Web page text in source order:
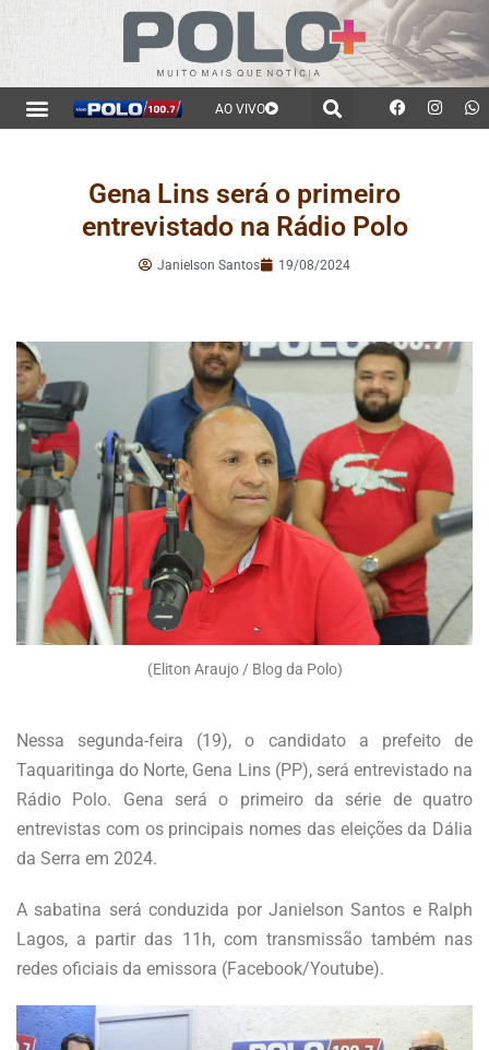
AO VIVO
Gena Lins será o primeiro
entrevistado na Rádio Polo
Janielson Santos 19/08/2024
(Eliton Araujo / Blog da Polo)
Nessa segunda-feira (19), o candidato a prefeito de
Taquaritinga do Norte, Gena Lins (PP), será entrevistado na
Rádio Polo. Gena será o primeiro da série de quatro
entrevistas com os principais nomes das eleições da Dália
da Serra em 2024.
A sabatina será conduzida por Janielson Santos e Ralph
Lagos, a partir das 11h, com transmissão também nas
redes oficiais da emissora (Facebook/Youtube).